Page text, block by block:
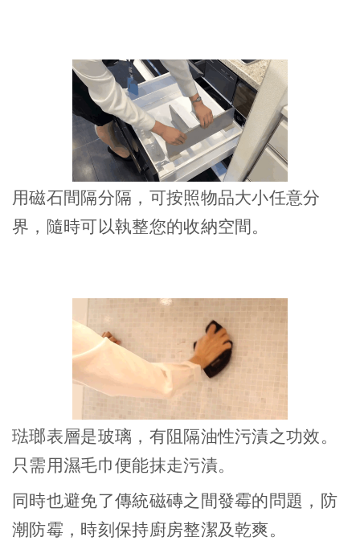
用磁石間隔分隔，可按照物品大小任意分
界，隨時可以執整您的收納空間。
琺瑯表層是玻璃，有阻隔油性污漬之功效。
只需用濕毛巾便能抹走污漬。
同時也避免了傳統磁磚之間發霉的問題，防
潮防霉，時刻保持廚房整潔及乾爽。